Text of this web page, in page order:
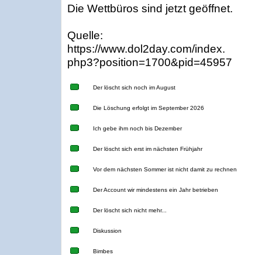
Die Wettbüros sind jetzt geöffnet.
Quelle:
https://www.dol2day.com/index.
php3?position=1700&pid=45957
Der löscht sich noch im August
Die Löschung erfolgt im September 2026
Ich gebe ihm noch bis Dezember
Der löscht sich erst im nächsten Frühjahr
Vor dem nächsten Sommer ist nicht damit zu rechnen
Der Account wir mindestens ein Jahr betrieben
Der löscht sich nicht mehr...
Diskussion
Bimbes